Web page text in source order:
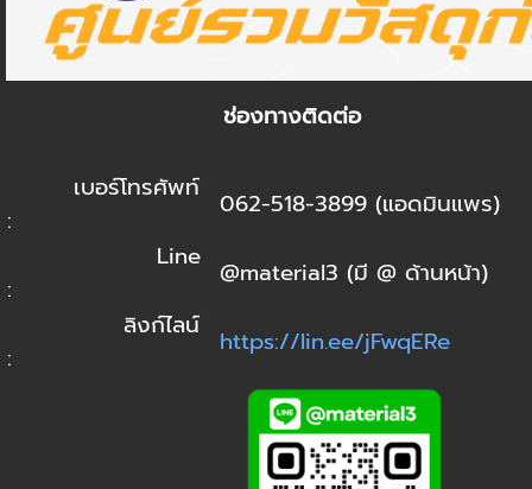
ช่องทางติดต่อ
เบอร์โทรศัพท์
:
062-518-3899 (แอดมินแพร)
Line
:
@material3 (มี @ ด้านหน้า)
ลิงก์ไลน์
:
https://lin.ee/jFwqERe